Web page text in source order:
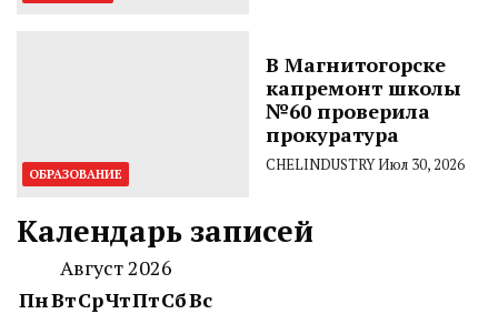
ОБРАЗОВАНИЕ
В Магнитогорске
капремонт школы
№60 проверила
прокуратура
CHELINDUSTRYИюл 30, 2026
Календарь записей
Август 2026
ПнВтСрЧтПтСбВс